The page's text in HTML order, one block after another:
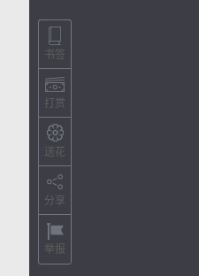
书签
打赏
送花
分享
举报